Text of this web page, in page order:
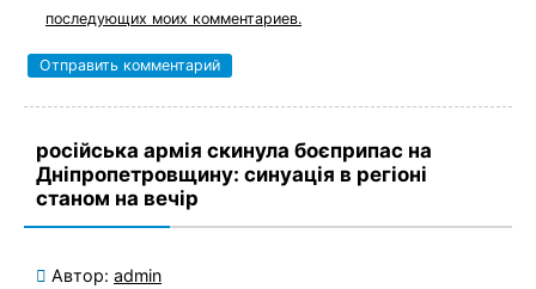
последующих моих комментариев.
російська армія скинула боєприпас на
Дніпропетровщину: синуація в регіоні
станом на вечір
Автор: admin